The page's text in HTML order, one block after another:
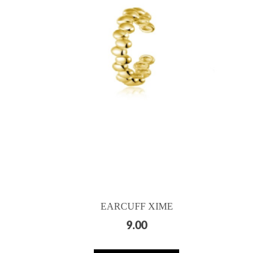
EARCUFF XIME
9.00